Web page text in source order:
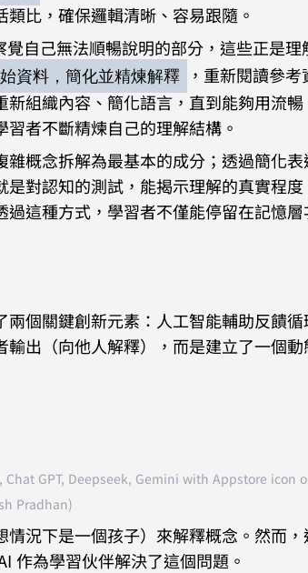
比，確保邏輯清晰、容易跟隨。
覺自己無法順暢說明的部分，這些正是理
資料，簡化並精煉解釋
，重新閱讀參考
組織內容、簡化語言，直到能夠用流
者不斷精煉自己的理解結構。
概念拆解為最基本的成分；透過簡化表
對認知的測試，能揭示理解的真實程
這種方式，學習者不僅能停留在記憶層
個關鍵創新元素：人工智能輔助反饋循
出（向他人解釋），而是建立了一個動
GPT, Deepseek, Gemini with Appstore icon
Pradhan)
況下是一個孩子）來解釋概念。然而，
作為學習伙伴解決了這個問題。